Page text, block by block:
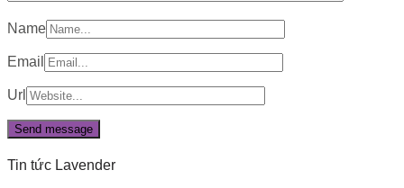
Name
Email
Url
Tin tức Lavender